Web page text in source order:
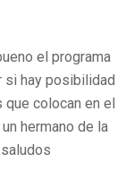
el programa
si hay posibilidad
colocan en el
hermano de la